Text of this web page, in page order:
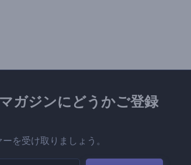
ガジンにどうかご登録
を受け取りましょう。